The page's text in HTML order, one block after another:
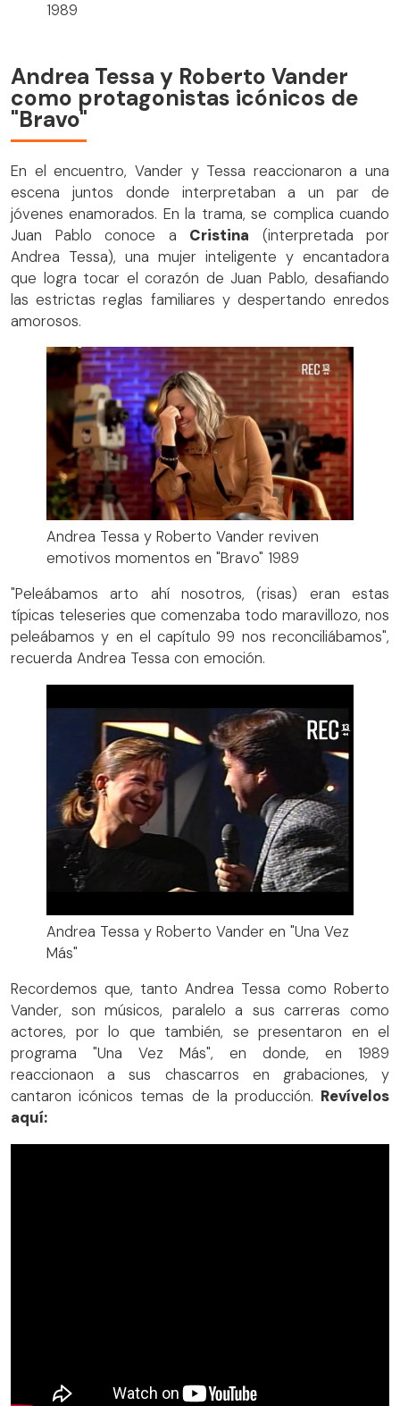
1989
Andrea Tessa y Roberto Vander
como protagonistas icónicos de
"Bravo"
En el encuentro, Vander y Tessa reaccionaron a una
escena juntos donde interpretaban a un par de
jóvenes enamorados. En la trama, se complica cuando
Juan Pablo conoce a Cristina (interpretada por
Andrea Tessa), una mujer inteligente y encantadora
que logra tocar el corazón de Juan Pablo, desafiando
las estrictas reglas familiares y despertando enredos
amorosos.
Andrea Tessa y Roberto Vander reviven
emotivos momentos en "Bravo" 1989
"Peleábamos arto ahí nosotros, (risas) eran estas
típicas teleseries que comenzaba todo maravillozo, nos
peleábamos y en el capítulo 99 nos reconciliábamos",
recuerda Andrea Tessa con emoción.
Andrea Tessa y Roberto Vander en "Una Vez
Más"
Recordemos que, tanto Andrea Tessa como Roberto
Vander, son músicos, paralelo a sus carreras como
actores, por lo que también, se presentaron en el
programa "Una Vez Más", en donde, en 1989
reaccionaon a sus chascarros en grabaciones, y
cantaron icónicos temas de la producción. Revívelos
aquí: